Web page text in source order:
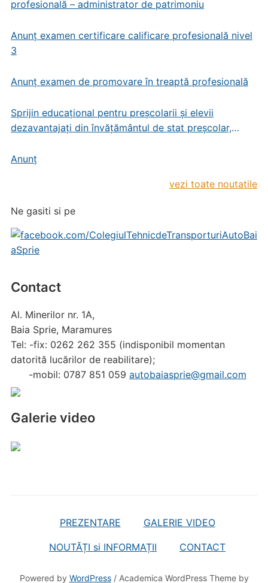
profesională – administrator de patrimoniu
Anunț examen certificare calificare profesională nivel
3
Anunț examen de promovare în treaptă profesională
Sprijin educațional pentru preșcolarii și elevii
dezavantajați din învățământul de stat preșcolar,
Anunț
vezi toate noutatile
Ne gasiti si pe
Contact
Al. Minerilor nr. 1A,
Baia Sprie, Maramures
Tel: -fix: 0262 262 355 (indisponibil momentan
datorită lucărilor de reabilitare);
-mobil: 0787 851 059 autobaiasprie@gmail.com
Galerie video
PREZENTARE GALERIE VIDEO
NOUTĂȚI si INFORMAȚII CONTACT
Powered by WordPress/ Academica WordPress Theme by